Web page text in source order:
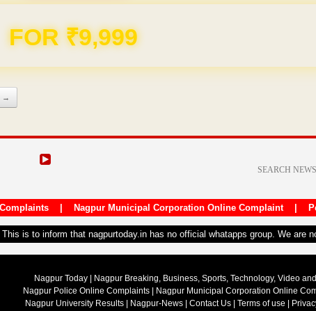
FOR ₹9,999
→
| Nagpur Municipal Corporation Online Complaint|
This is to inform that nagpurtoday.in has no official whatapps group. We are
Nagpur Today | Nagpur Breaking, Business, Sports, Technology, Video
Nagpur Police Online Complaints| Nagpur Municipal Corporation Online
Nagpur University Results
Nagpur-News Contact Us Terms of use